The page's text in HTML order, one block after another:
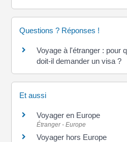
Questions ? Réponses !
Voyage à l'étranger : pour
doit-il demander un visa ?
Et aussi
Voyager en Europe
Étranger - Europe
Voyager hors Europe